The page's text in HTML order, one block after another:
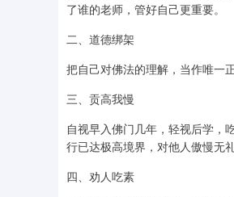
了谁的老师，管好自己更重要。
二、道德绑架
把自己对佛法的理解，当作唯一
三、贡高我慢
自视早入佛门几年，轻视后学，
行已达极高境界，对他人傲慢无礼
四、劝人吃素